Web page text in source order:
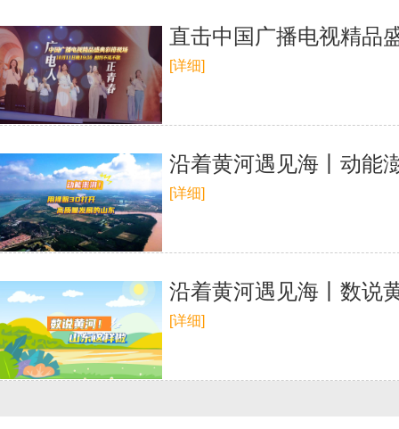
直击中国广播电视精品
[详细]
沿着黄河遇见海丨动能
[详细]
沿着黄河遇见海丨数说
[详细]